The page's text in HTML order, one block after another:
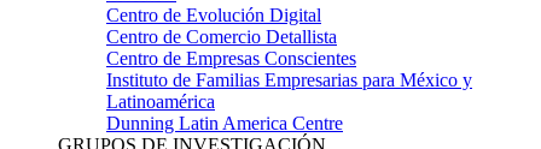
Centro de Evolución Digital
Centro de Comercio Detallista
Centro de Empresas Conscientes
Instituto de Familias Empresarias para México y
Latinoamérica
Dunning Latin America Centre
GRUPOS DE INVESTIGACIÓN